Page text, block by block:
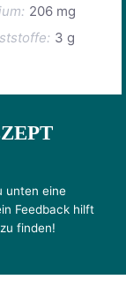
206 mg
3 g
unten eine
Feedback hilft
finden!